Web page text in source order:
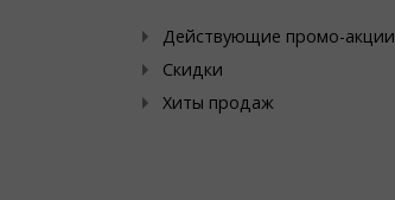
Действующие промо-акции
Скидки
Хиты продаж